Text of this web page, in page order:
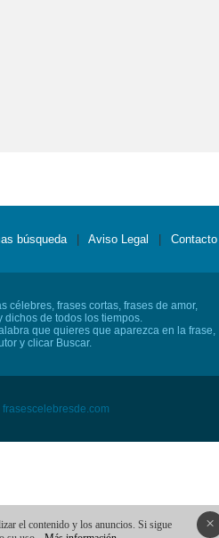
búsqueda Aviso Legal Contacto
célebres, frases cortas, frases de amor,
dichos de todos los tiempos.
que quieres que aparezca en la frase,
y clicar Buscar.
×
el contenido y los anuncios. Si sigue